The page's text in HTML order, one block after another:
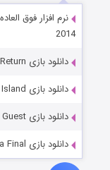
2014
دانلود بازی Someday You’ll Return
دانلود بازی Labyrinths of the World 9: Lost Island
دانلود بازی Haunted Manor 5: Halloween’s Uninvited Guest
دانلود بازی Puppet Show 13: The Curse of Ophelia Final